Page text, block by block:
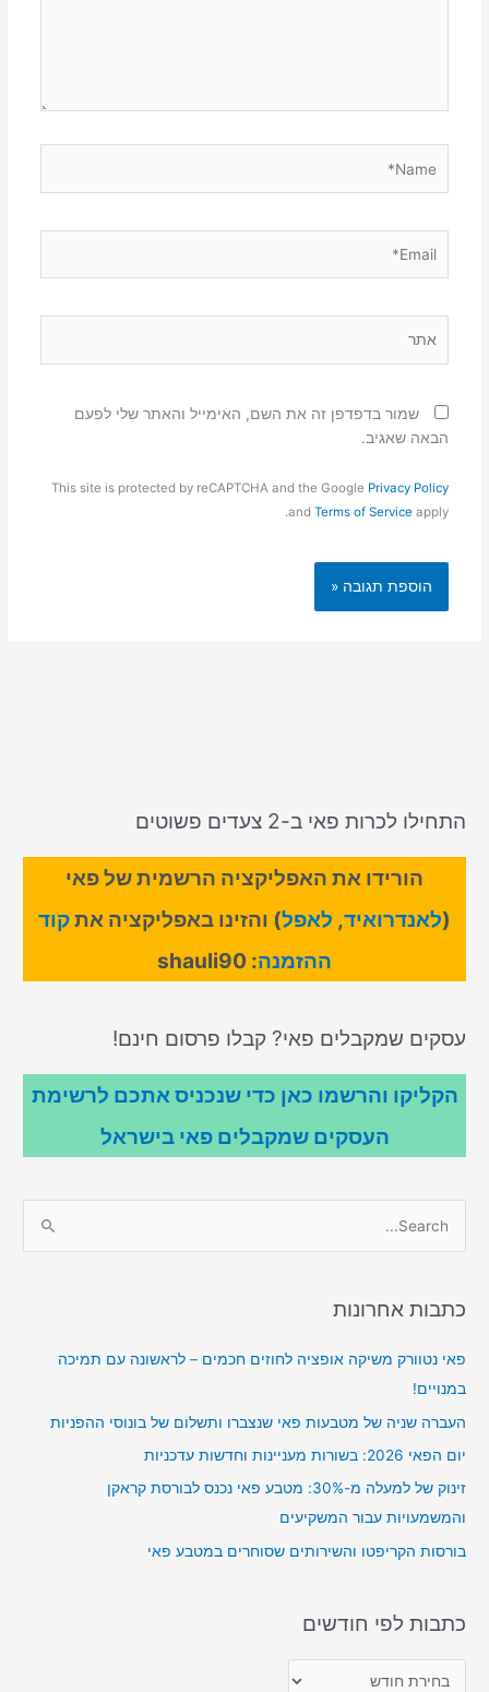
שמור בדפדפן זה את השם, האימייל והאתר שלי לפעם
הבאה שאגיב.
This site is protected by reCAPTCHA and the Google Privacy Policy
andTerms of Service apply.
התחילו לכרות פאי ב-2 צעדים פשוטים
הורידו את האפליקציה הרשמית של פאי
(לאנדרואיד, לאפל) והזינו באפליקציה אתקוד
ההזמנה: shauli90
עסקים שמקבלים פאי? קבלו פרסום חינם!
הקליקו והרשמו כאן כדי שנכניס אתכם לרשימת
העסקים שמקבלים פאי בישראל
r
h
f
o
r
כתבות אחרונות
פאי נטוורק משיקה אופציה לחוזים חכמים – לראשונה עם תמיכה
במנויים!
העברה שניה של מטבעות פאי שנצברו ותשלום של בונוסי ההפניות
יום הפאי 2026: בשורות מעניינות וחדשות עדכניות
זינוק של למעלה מ-30%: מטבע פאי נכנס לבורסת קראקן
והמשמעויות עבור המשקיעים
בורסות הקריפטו והשירותים שסוחרים במטבע פאי
כתבות לפי חודשים